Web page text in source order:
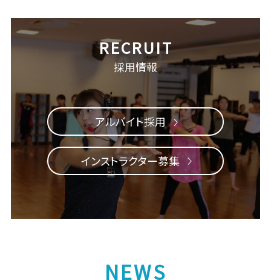
採用情報
アルバイト採用
インストラクター募集